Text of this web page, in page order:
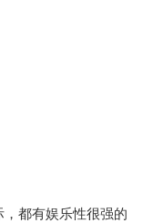
都有娱乐性很强的